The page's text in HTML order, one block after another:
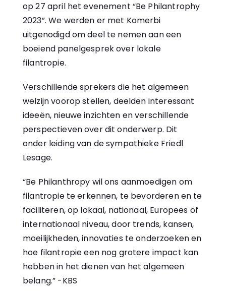
op 27 april het evenement “Be Philantrophy
2023”. We werden er met Komerbi
uitgenodigd om deel te nemen aan een
boeiend panelgesprek over lokale
filantropie.
Verschillende sprekers die het algemeen
welzijn voorop stellen, deelden interessant
ideeën, nieuwe inzichten en verschillende
perspectieven over dit onderwerp. Dit
onder leiding van de sympathieke Friedl
Lesage.
“Be Philanthropy wil ons aanmoedigen om
filantropie te erkennen, te bevorderen en te
faciliteren, op lokaal, nationaal, Europees of
internationaal niveau, door trends, kansen,
moeilijkheden, innovaties te onderzoeken en
hoe filantropie een nog grotere impact kan
hebben in het dienen van het algemeen
belang.” -KBS